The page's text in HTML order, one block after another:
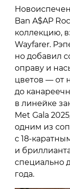
Ban A$AP
коллекцию,
Wayfarer.
но добавил
оправу и
цветов — от
до
в линейке
Met Gala
одним из
с 18-
и
специально
года.